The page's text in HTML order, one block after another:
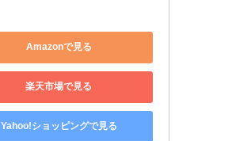
Amazonで見る
楽天市場で見る
Yahoo!ショッピングで見る